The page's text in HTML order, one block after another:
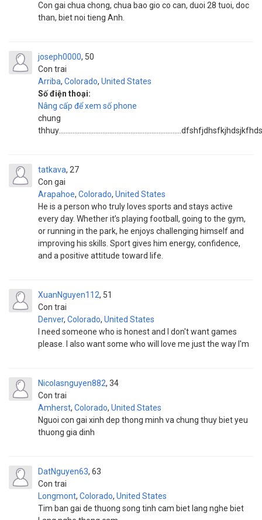
Con gai chua chong, chua bao gio co can, duoi 28 tuoi, doc
than, biet noi tieng Anh.
joseph0000
Con trai
50
Arriba, Colorado, United States
Số điện thoại:
Nâng cấp để xem số phone
chung
tatkava
Con gai
27
Arapahoe, Colorado, United States
He is a person who truly loves sports and stays active
every day. Whether it’s playing football, going to the gym,
or running in the park, he enjoys challenging himself and
improving his skills. Sport gives him energy, confidence,
and a positive attitude toward life.
XuanNguyen112
Con trai
51
Denver, Colorado, United States
I need someone who is honest and I don't want games
please. I also want some who will love me just the way I'm
Nicolasnguyen882
Con trai
34
Amherst, Colorado, United States
Nguoi con gai xinh dep thong minh va chung thuy biet yeu
thuong gia dinh
DatNguyen63
Con trai
63
Longmont, Colorado, United States
Tim ban gai de thuong song tinh cam biet lang nghe biet